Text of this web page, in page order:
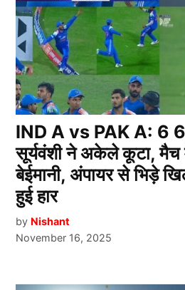
IND A vs PAK A: 6
सूर्यवंशी ने अकेले कूटा,
बेईमानी, अंपायर से भिड़े
हुई हार
by Nishant
November 16, 2025